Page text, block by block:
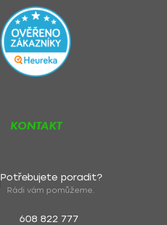
KONTAKT
Potřebujete poradit?
Rádi vám pomůžeme.
608 822 777